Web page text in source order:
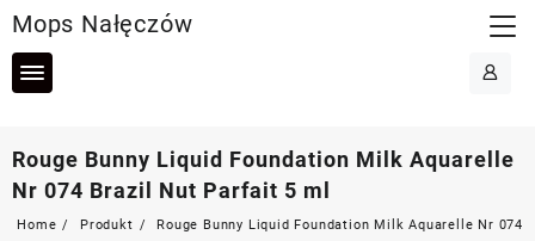
to
content
Mops Nałęczów
Rouge Bunny Liquid Foundation Milk Aquarelle
Nr 074 Brazil Nut Parfait 5 ml
Home Produkt
Rouge Bunny Liquid Foundation Milk Aquarelle Nr 074